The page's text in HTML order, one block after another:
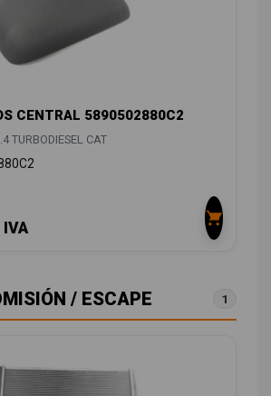
CENTRAL 5890502880C2
TURBODIESEL CAT
/ ESCAPE 1